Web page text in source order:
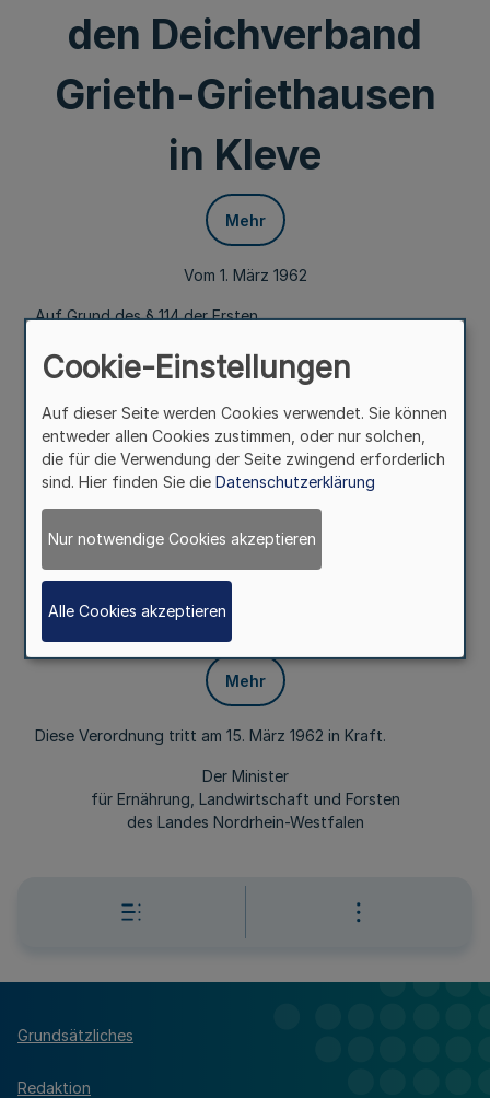
den Deichverband
Grieth-Griethausen
in Kleve
Mehr
Vom 1. März 1962
Auf Grund des § 114 der Ersten
I S. 933) wird im Einvernehmen mit dem Innenminister
verordnet:
§ 1
Mehr
Aufsichtsbehörde für den Deichverband Grieth-
Griethausen in Kleve bestimmt. Die oberste
§ 2
Mehr
Diese Verordnung tritt am 15. März 1962 in Kraft.
Der Minister
für Ernährung, Landwirtschaft und Forsten
des Landes Nordrhein-Westfalen
Grundsätzliches
Redaktion
Cookie-Einstellungen
Auf dieser Seite werden Cookies verwendet. Sie können
entweder allen Cookies zustimmen, oder nur solchen,
die für die Verwendung der Seite zwingend erforderlich
sind. Hier finden Sie die Datenschutzerklärung
Nur notwendige Cookies akzeptieren
Alle Cookies akzeptieren